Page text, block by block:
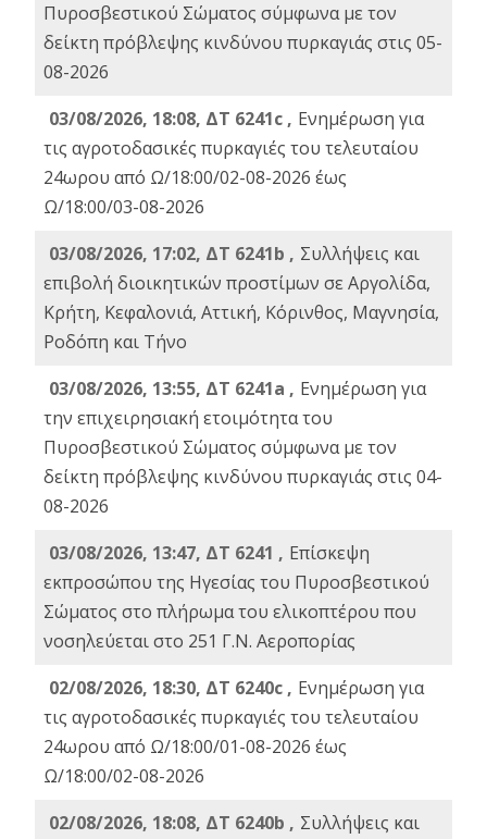
Πυροσβεστικού Σώματος σύμφωνα με τον
δείκτη πρόβλεψης κινδύνου πυρκαγιάς στις 05-
08-2026
03/08/2026, 18:08, ΔΤ 6241c , Ενημέρωση για
τις αγροτοδασικές πυρκαγιές του τελευταίου
24ωρου από Ω/18:00/02-08-2026 έως
Ω/18:00/03-08-2026
03/08/2026, 17:02, ΔΤ 6241b , Συλλήψεις και
επιβολή διοικητικών προστίμων σε Αργολίδα,
Κρήτη, Κεφαλονιά, Αττική, Κόρινθος, Μαγνησία,
Ροδόπη και Τήνο
03/08/2026, 13:55, ΔΤ 6241a , Ενημέρωση για
την επιχειρησιακή ετοιμότητα του
Πυροσβεστικού Σώματος σύμφωνα με τον
δείκτη πρόβλεψης κινδύνου πυρκαγιάς στις 04-
08-2026
03/08/2026, 13:47, ΔΤ 6241 , Επίσκεψη
εκπροσώπου της Ηγεσίας του Πυροσβεστικού
Σώματος στο πλήρωμα του ελικοπτέρου που
νοσηλεύεται στο 251 Γ.Ν. Αεροπορίας
02/08/2026, 18:30, ΔΤ 6240c , Ενημέρωση για
τις αγροτοδασικές πυρκαγιές του τελευταίου
24ωρου από Ω/18:00/01-08-2026 έως
Ω/18:00/02-08-2026
02/08/2026, 18:08, ΔΤ 6240b , Συλλήψεις και